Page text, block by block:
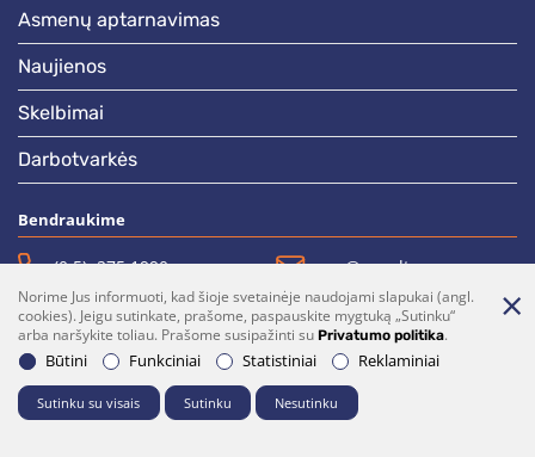
asmenų aptarnavimas
naujienos
skelbimai
darbotvarkės
Bendraukime
(0 5)  275 1990 vrsa@vrsa.lt
Facebook Youtube
Prenumerata Parašykite mums
© 2026 Visos teisės saugomos. Sprendimas:UAB "Fresh Media"
Norime Jus informuoti, kad šioje svetainėje naudojami slapukai (angl.
cookies). Jeigu sutinkate, prašome, paspauskite mygtuką „Sutinku“
arba naršykite toliau. Prašome susipažinti su Privatumo politika.
Būtini
Funkciniai Statistiniai Reklaminiai
Sutinku su visais Sutinku Nesutinku